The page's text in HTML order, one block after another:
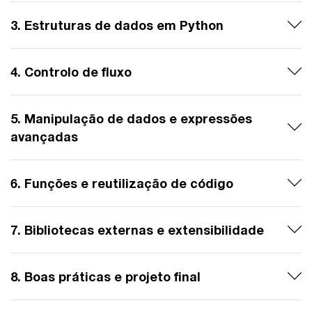
3. Estruturas de dados em Python
4. Controlo de fluxo
5. Manipulação de dados e expressões
avançadas
6. Funções e reutilização de código
7. Bibliotecas externas e extensibilidade
8. Boas práticas e projeto final